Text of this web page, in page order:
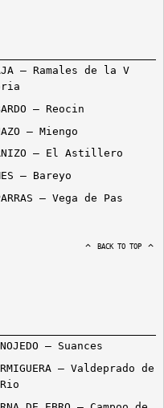
– Ramales de la V
– Reocin
– Miengo
– El Astillero
– Bareyo
– Vega de Pas
BACK TO TOP
– Suances
– Valdeprado de